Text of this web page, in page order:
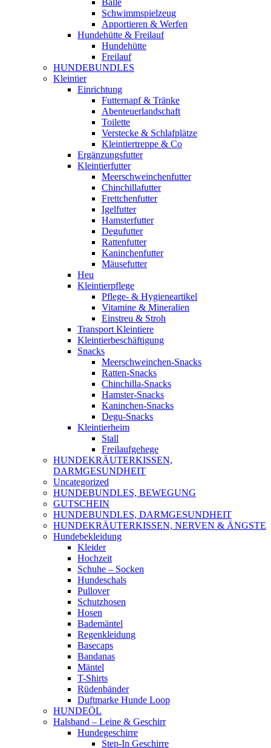
Bälle
Schwimmspielzeug
Apportieren & Werfen
Hundehütte & Freilauf
Hundehütte
Freilauf
HUNDEBUNDLES
Kleintier
Einrichtung
Futternapf & Tränke
Abenteuerlandschaft
Toilette
Verstecke & Schlafplätze
Kleintiertreppe & Co
Ergänzungsfutter
Kleintierfutter
Meerschweinchenfutter
Chinchillafutter
Frettchenfutter
Igelfutter
Hamsterfutter
Degufutter
Rattenfutter
Kaninchenfutter
Mäusefutter
Heu
Kleintierpflege
Pflege- & Hygieneartikel
Vitamine & Mineralien
Einstreu & Stroh
Transport Kleintiere
Kleintierbeschäftigung
Snacks
Meerschweinchen-Snacks
Ratten-Snacks
Chinchilla-Snacks
Hamster-Snacks
Kaninchen-Snacks
Degu-Snacks
Kleintierheim
Stall
Freilaufgehege
HUNDEKRÄUTERKISSEN,
DARMGESUNDHEIT
Uncategorized
HUNDEBUNDLES, BEWEGUNG
GUTSCHEIN
HUNDEBUNDLES, DARMGESUNDHEIT
HUNDEKRÄUTERKISSEN, NERVEN & ÄNGSTE
Hundebekleidung
Kleider
Hochzeit
Schuhe – Socken
Hundeschals
Pullover
Schutzhosen
Hosen
Bademäntel
Regenkleidung
Basecaps
Bandanas
Mäntel
T-Shirts
Rüdenbänder
Duftmarke Hunde Loop
HUNDEÖL
Halsband – Leine & Geschirr
Hundegeschirre
Step-In Geschirre